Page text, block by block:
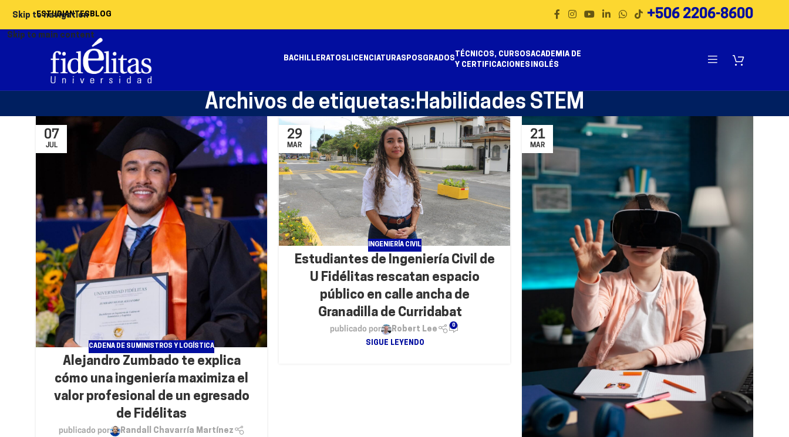
Skip to navigation
Skip to main content
ESTUDIANTES BLOG +506 2206-8600
BACHILLERATOS LICENCIATURAS POSGRADOS
TÉCNICOS, CURSOS
Y CERTIFICACIONES
ACADEMIA DE
INGLÉS
Archivos de etiquetas:Habilidades STEM
07
JUL
CADENA DE SUMINISTROS Y LOGÍSTICA
Alejandro Zumbado te explica
cómo una ingeniería maximiza el
valor profesional de un egresado
de Fidélitas
publicado por Randall Chavarría Martínez
29
MAR
INGENIERÍA CIVIL
Estudiantes de Ingeniería Civil de
U Fidélitas rescatan espacio
público en calle ancha de
Granadilla de Curridabat
publicado por Robert Lee 0
SIGUE LEYENDO
21
MAR